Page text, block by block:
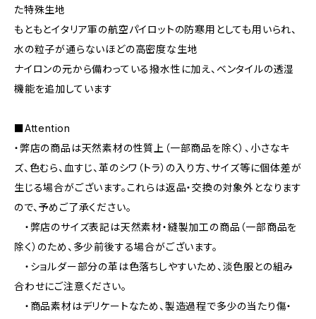
た特殊生地
もともとイタリア軍の航空パイロットの防寒用としても用いられ、
水の粒子が通らないほどの高密度な生地
ナイロンの元から備わっている撥水性に加え、ベンタイルの透湿
機能を追加しています
■Attention
・弊店の商品は天然素材の性質上（一部商品を除く）、小さなキ
ズ、色むら、血すじ、革のシワ（トラ）の入り方、サイズ等に個体差が
生じる場合がございます。これらは返品・交換の対象外となります
ので、予めご了承ください。
・弊店のサイズ表記は天然素材・縫製加工の商品（一部商品を
除く）のため、多少前後する場合がございます。
・ショルダー部分の革は色落ちしやすいため、淡色服との組み
合わせにご注意ください。
・商品素材はデリケートなため、製造過程で多少の当たり傷・